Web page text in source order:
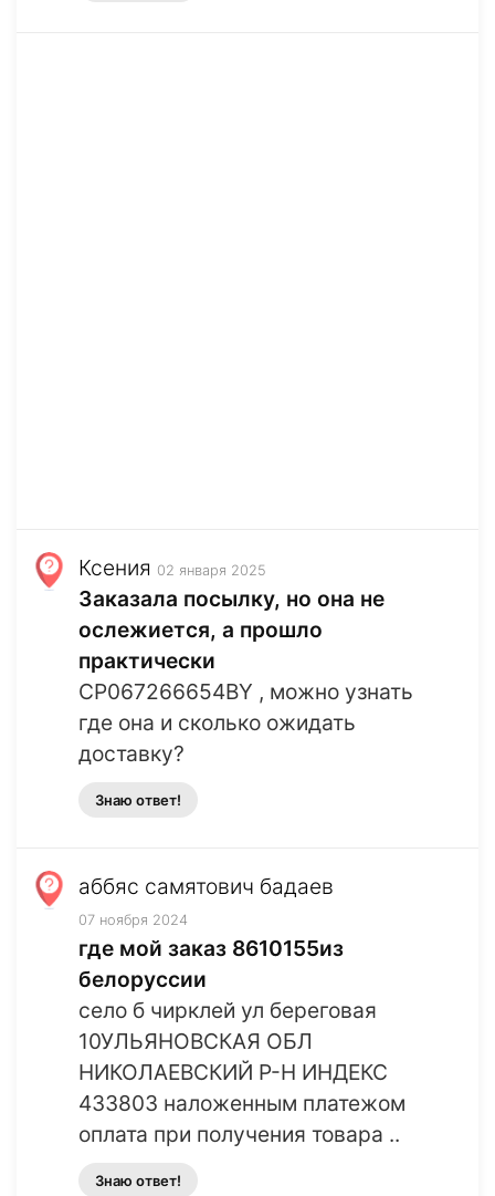
Ксения 02 января 2025
Заказала посылку, но она не
ослежиется, а прошло
практически
CP067266654BY , можно узнать
где она и сколько ожидать
доставку?
Знаю ответ!
аббяс самятович бадаев
07 ноября 2024
где мой заказ 8610155из
белоруссии
село б чирклей ул береговая
10УЛЬЯНОВСКАЯ ОБЛ
НИКОЛАЕВСКИЙ Р-Н ИНДЕКС
433803 наложенным платежом
оплата при получения товара ..
Знаю ответ!